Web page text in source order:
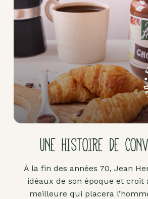
UNE HISTOIRE DE
À la fin des années 70, Jean
idéaux de son époque et croit
meilleure qui placera